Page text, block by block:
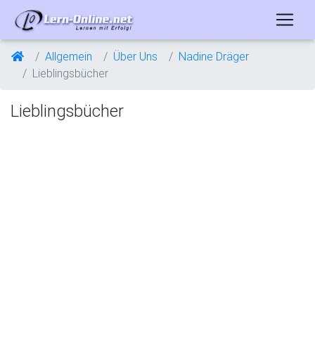
Allgemein Über Uns
Nadine Dräger
Lieblingsbücher
Lieblingsbücher